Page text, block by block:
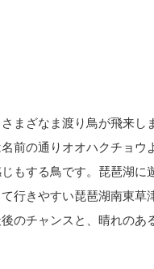
まざなま渡り鳥が飛来し
前の通りオオハクチョウ
もする鳥です。琵琶湖に
行きやすい琵琶湖南東草
のチャンスと、晴れのあ